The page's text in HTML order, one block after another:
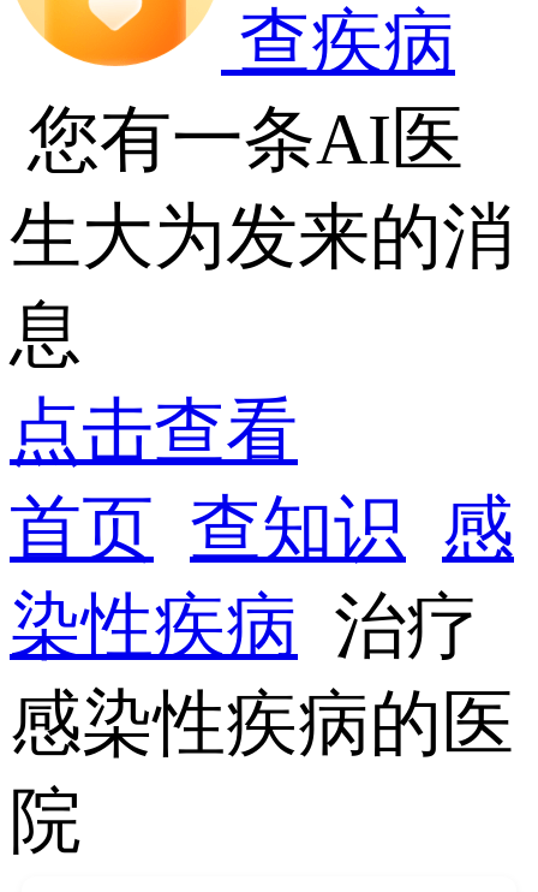
查疾病
您有一条AI医
生大为发来的消
息
点击查看
首页 查知识 感
染性疾病 治疗
感染性疾病的医
院